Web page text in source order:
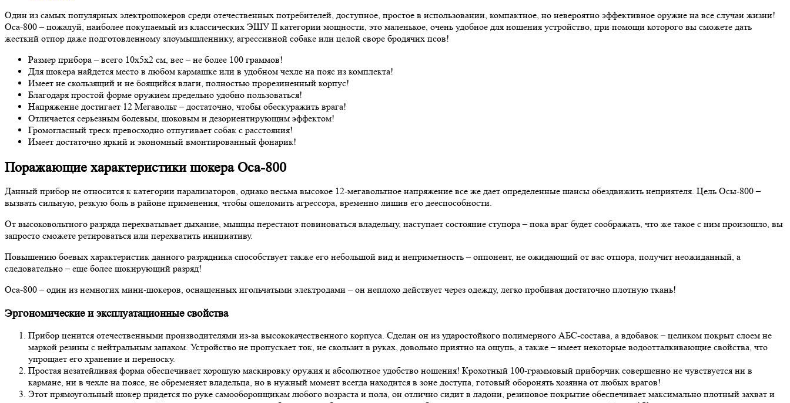
Один из самых популярных электрошокеров среди отечественных потребителей, доступное, простое в использовании, компактное, но невероятно эффективное оружие на все случаи жизни!
Оса-800 – пожалуй, наиболее покупаемый из классических ЭШУ II категории мощности, это маленькое, очень удобное для ношения устройство, при помощи которого вы сможете дать
жесткий отпор даже подготовленному злоумышленнику, агрессивной собаке или целой своре бродячих псов!
Размер прибора – всего 10х5х2 см, вес – не более 100 граммов!
Для шокера найдется место в любом кармашке или в удобном чехле на пояс из комплекта!
Имеет не скользящий и не боящийся влаги, полностью прорезиненный корпус!
Благодаря простой форме оружием предельно удобно пользоваться!
Напряжение достигает 12 Мегавольт – достаточно, чтобы обескуражить врага!
Отличается серьезным болевым, шоковым и дезориентирующим эффектом!
Громогласный треск превосходно отпугивает собак с расстояния!
Имеет достаточно яркий и экономный вмонтированный фонарик!
Поражающие характеристики шокера Оса-800
Данный прибор не относится к категории парализаторов, однако весьма высокое 12-мегавольтное напряжение все же дает определенные шансы обездвижить неприятеля. Цель Осы-800 –
вызвать сильную, резкую боль в районе применения, чтобы ошеломить агрессора, временно лишив его дееспособности.
От высоковольтного разряда перехватывает дыхание, мышцы перестают повиноваться владельцу, наступает состояние ступора – пока враг будет соображать, что же такое с ним произошло, вы
запросто сможете ретироваться или перехватить инициативу.
Повышению боевых характеристик данного разрядника способствует также его небольшой вид и неприметность – оппонент, не ожидающий от вас отпора, получит неожиданный, а
следовательно – еще более шокирующий разряд!
Оса-800 – один из немногих мини-шокеров, оснащенных игольчатыми электродами – он неплохо действует через одежду, легко пробивая достаточно плотную ткань!
Эргономические и эксплуатационные свойства
Прибор ценится отечественными производителями из-за высококачественного корпуса. Сделан он из ударостойкого полимерного АБС-состава, а вдобавок – целиком покрыт слоем не
маркой резины с нейтральным запахом. Устройство не пропускает ток, не скользит в руках, довольно приятно на ощупь, а также – имеет некоторые водоотталкивающие свойства, что
упрощает его хранение и переноску.
Простая незатейливая форма обеспечивает хорошую маскировку оружия и абсолютное удобство ношения! Крохотный 100-граммовый приборчик совершенно не чувствуется ни в
кармане, ни в чехле на поясе, не обременяет владельца, но в нужный момент всегда находится в зоне доступа, готовый оборонять хозяина от любых врагов!
Этот прямоугольный шокер придется по руке самооборонщикам любого возраста и пола, он отлично сидит в ладони, резиновое покрытие обеспечивает максимально плотный захват и